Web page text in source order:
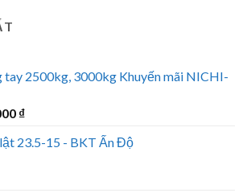
tay 2500kg, 3000kg Khuyến mãi NICHI-
₫
23.5-15 - BKT Ấn Độ